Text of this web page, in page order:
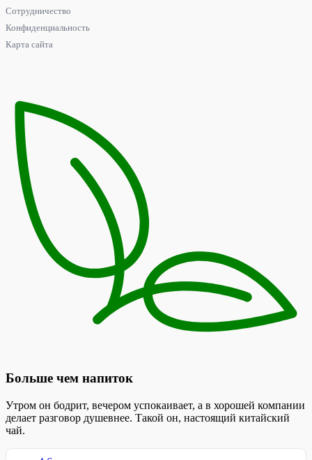
Сотрудничество
Конфиденциальность
Карта сайта
Больше чем напиток
Утром он бодрит, вечером успокаивает, а в хорошей компании
делает разговор душевнее. Такой он, настоящий китайский
чай.